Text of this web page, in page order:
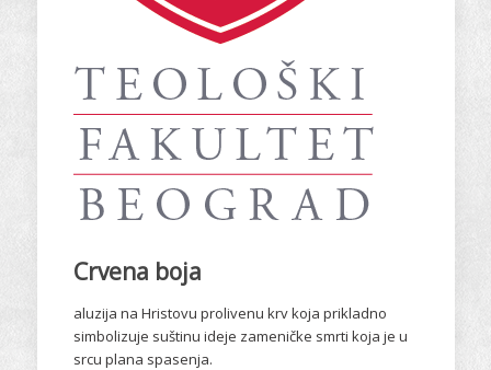
Crvena boja
aluzija na Hristovu prolivenu krv koja prikladno
simbolizuje suštinu ideje zameničke smrti koja je u
srcu plana spasenja.